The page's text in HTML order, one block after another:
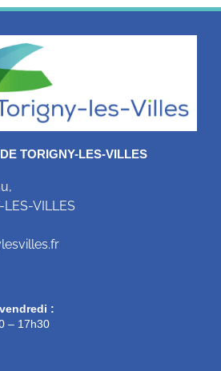
TORIGNY-LES-VILLES
LES-VILLES
:
– 17h30